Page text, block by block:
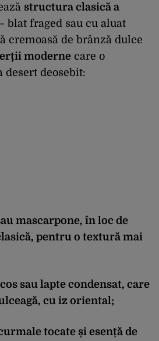
structura clasică a
blat fraged sau cu aluat
cremoasă de brânză dulce
moderne care o
deosebit:
mascarpone, în loc de
pentru o textură mai
sau lapte condensat, care
cu iz oriental;
tocate și esență de